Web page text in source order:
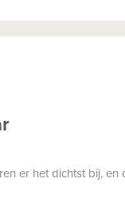
er het dichtst bij, en